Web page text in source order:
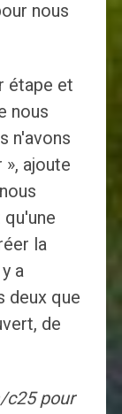
nous
étape et
nous
n'avons
ajoute
la
a
deux que
de
c25 pour